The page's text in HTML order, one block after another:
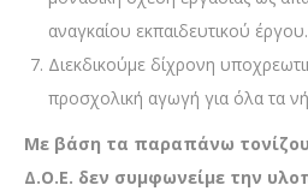
αναγκαίου εκπαιδευτικού έργου.
Διεκδικούμε δίχρονη
προσχολική αγωγή για όλα τα
Με βάση τα παραπάνω
Δ.Ο.Ε. δεν συμφωνείμε την